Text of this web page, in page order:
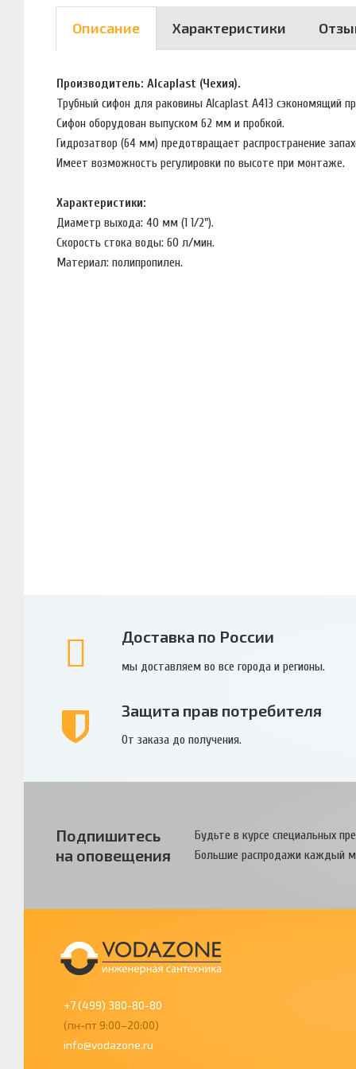
Описание Характеристики
Производитель: Alcaplast (Чехия).
Трубный сифон для раковины Alcaplast A413 cэкономящий
Сифон оборудован выпуском 62 мм и пробкой.
Гидрозатвор (64 мм) предотвращает распространение
Имеет возможность регулировки по высоте при монтаже.
Характеристики:
Диаметр выхода: 40 мм (1 1/2").
Скорость стока воды: 60 л/мин.
Материал: полипропилен.
Доставка по России
мы доставляем во все города и регионы.
Защита прав потребителя
От заказа до получения.
Подпишитесь
на оповещения
Будьте в курсе специальных
Большие распродажи каждый
+7 (499) 380-80-80
(пн-пт 9:00–20:00)
info@vodazone.ru